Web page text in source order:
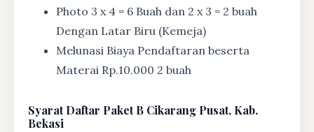
Photo 3 x 4 = 6 Buah dan 2 x 3 = 2 buah
Dengan Latar Biru (Kemeja)
Melunasi Biaya Pendaftaran beserta
Materai Rp.10.000 2 buah
SyaratDaftar Paket B Cikarang Pusat, Kab.
Bekasi